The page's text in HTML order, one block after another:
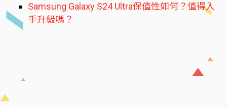
Samsung Galaxy S24 Ultra保值性如何？值得入
手升級嗎？